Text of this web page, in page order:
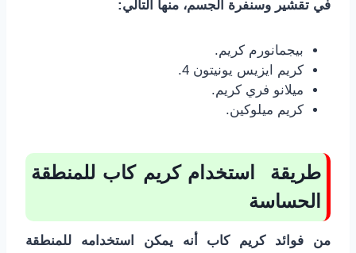
في تقشير وسنفرة الجسم، منها التالي:
بيجمانورم كريم.
كريم ايزيس يونيتون 4.
ميلانو فري كريم.
كريم ميلوكين.
طريقة استخدام كريم كاب للمنطقة
الحساسة
من فوائد كريم كاب أنه يمكن استخدامه للمنطقة